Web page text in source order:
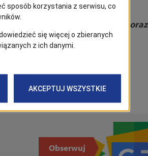
Centrum Dialogu Przełomu oraz
Obserwuj